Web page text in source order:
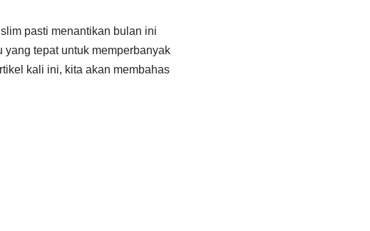
pasti menantikan bulan ini
tepat untuk memperbanyak
kali ini, kita akan membahas